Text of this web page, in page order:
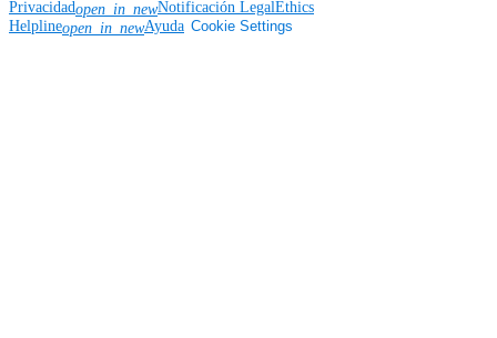
Privacidadopen_in_newNotificación LegalEthics
Helplineopen_in_newAyuda Cookie Settings